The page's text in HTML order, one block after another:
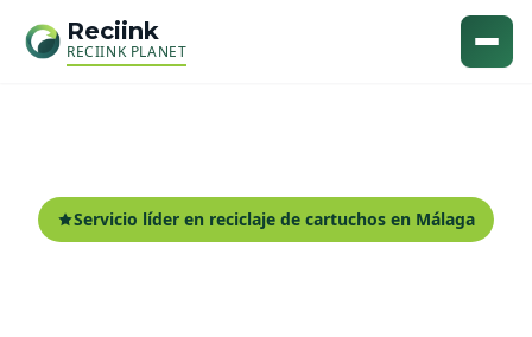
Reciink
RECIINK PLANET
Servicio líder en reciclaje de cartuchos en Málaga